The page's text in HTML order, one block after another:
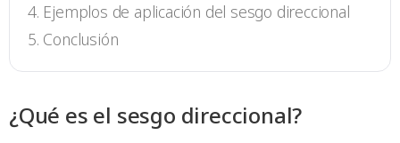
Ejemplos de aplicación del sesgo direccional
Conclusión
¿Qué es el sesgo direccional?